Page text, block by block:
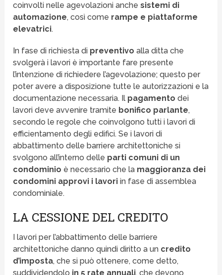
coinvolti nelle agevolazioni anchesistemi di
automazione, così come rampe e piattaforme
elevatrici.
In fase di richiesta di preventivo alla ditta che
svolgerà i lavori è importante fare presente
l’intenzione di richiedere l’agevolazione; questo per
poter avere a disposizione tutte le autorizzazioni e la
documentazione necessaria. Il pagamento dei
lavori deve avvenire tramite bonifico parlante,
secondo le regole che coinvolgono tutti i lavori di
efficientamento degli edifici. Se i lavori di
abbattimento delle barriere architettoniche si
svolgono all’interno delle parti comuni di un
condominio è necessario che la maggioranza dei
condomini approvi i lavori in fase di assemblea
condominiale.
LA CESSIONE DEL CREDITO
I lavori per l’abbattimento delle barriere
architettoniche danno quindi diritto a un credito
d’imposta, che si può ottenere, come detto,
suddividendolo in 5 rate annuali, che devono